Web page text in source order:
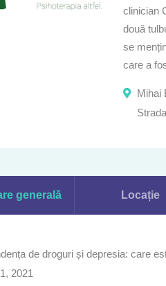
clinician
două
se
care a
Mihai
generală Locație
de droguri și depresia: care
2021